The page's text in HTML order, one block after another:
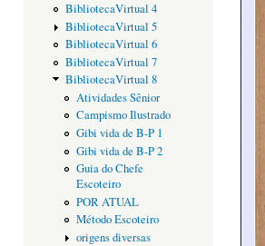
BibliotecaVirtual 4
BibliotecaVirtual 5
BibliotecaVirtual 6
BibliotecaVirtual 7
BibliotecaVirtual 8
Atividades Sênior
Campismo Ilustrado
Gibi vida de B-P 1
Gibi vida de B-P 2
Guia do Chefe
Escoteiro
POR ATUAL
Método Escoteiro
origens diversas